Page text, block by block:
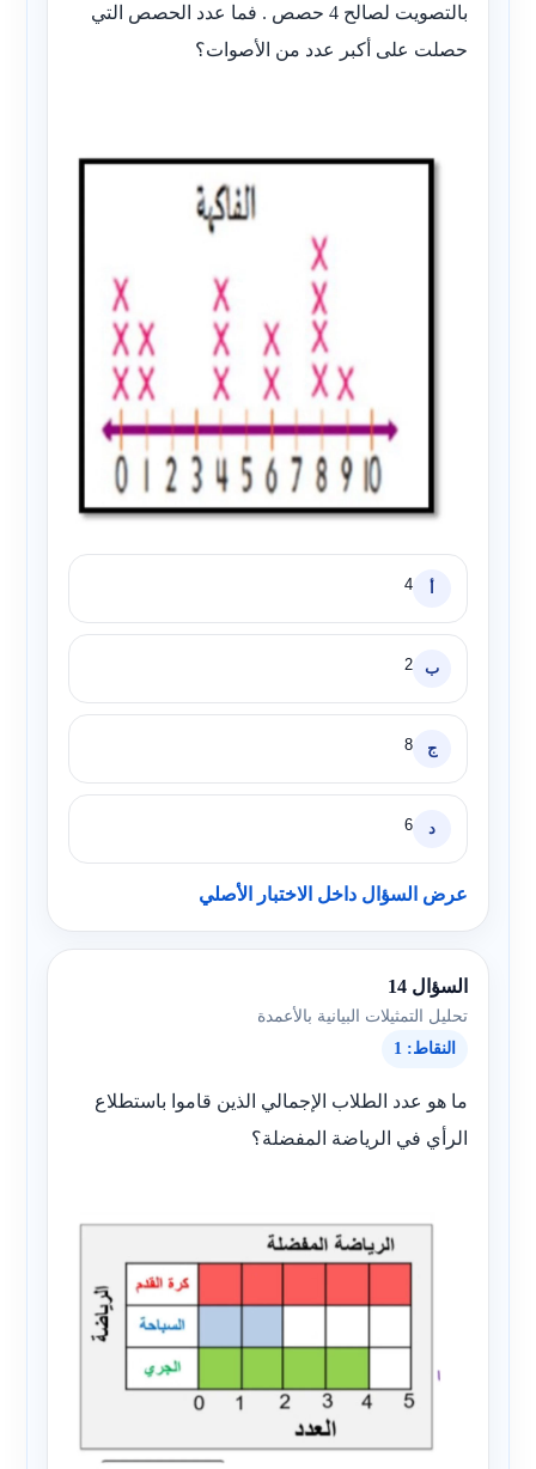
بالتصويت لصالح 4 حصص . فما عدد الحصص التي
حصلت على أكبر عدد من الأصوات؟
4
ب 2
ج 8
د 6
عرض السؤال داخل الاختبار الأصلي
السؤال 14
تحليل التمثيلات البيانية بالأعمدة
النقاط: 1
ما هو عدد الطلاب الإجمالي الذين قاموا باستطلاع
الرأي في الرياضة المفضلة؟